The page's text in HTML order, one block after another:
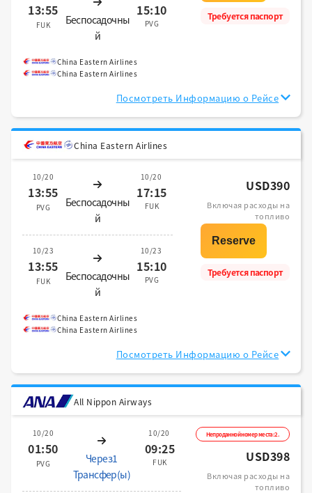
13:55
FUK
Беспосадочны
й
15:10
PVG
Требуется паспорт
China Eastern Airlines
China Eastern Airlines
Посмотреть Информацию о Рейсе
China Eastern Airlines
10/20
13:55
PVG
Беспосадочны
й
10/20
17:15
FUK
10/23
13:55
FUK
Беспосадочны
й
10/23
15:10
PVG
USD390
Включая расходы на
топливо
Требуется паспорт
China Eastern Airlines
China Eastern Airlines
Посмотреть Информацию о Рейсе
All Nippon Airways
10/20
01:50
PVG
Через1
Трансфер(ы)
10/20
09:25
FUK
Непроданной номер места:2.
USD398
Включая расходы на
топливо